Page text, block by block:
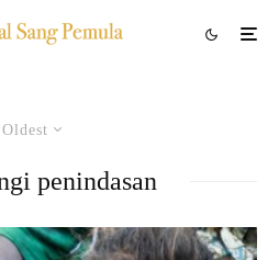
Oldest
penindasan